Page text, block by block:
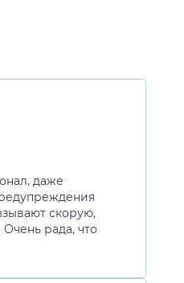
даже
скорую,
рада, что